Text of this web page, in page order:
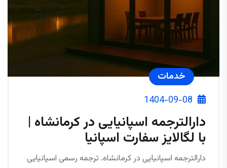
خدمات
1404-09-08
دارالترجمه اسپانیایی در کرمانشاه |
با لگالایز سفارت اسپانیا
دارالترجمه اسپانیایی در کرمانشاه. ترجمه رسمی اسپانیایی